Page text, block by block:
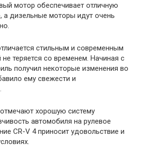
мотор обеспечивает отличную
а дизельные моторы идут очень
стильным и современным
теряется со временем. Начиная с
получил некоторые изменения во
ему свежести и
хорошую систему
автомобиля на рулевое
CR-V 4 приносит удовольствие и